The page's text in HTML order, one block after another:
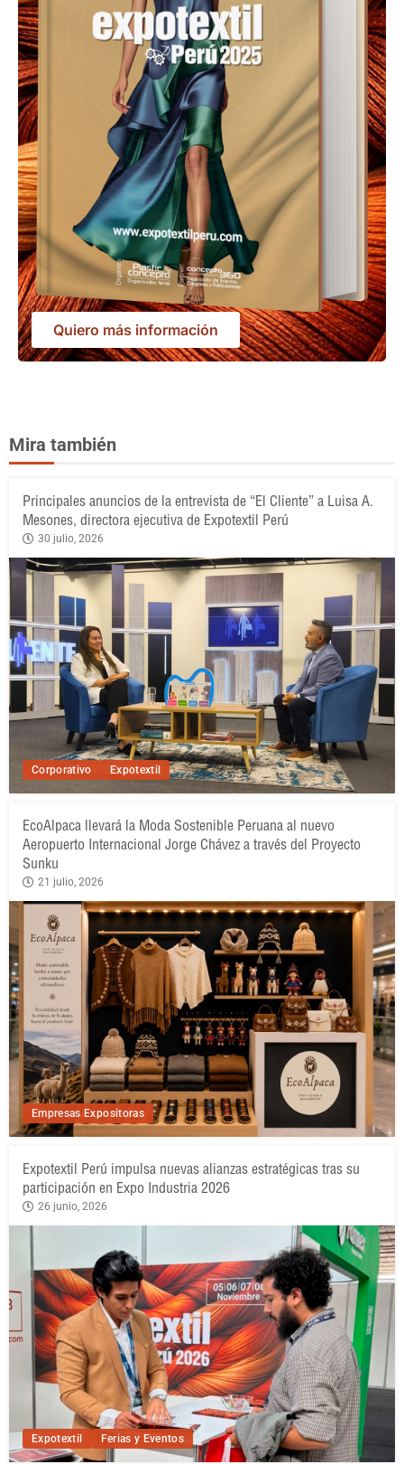
Quiero más información
Mira también
Corporativo Expotextil
Principales anuncios de la entrevista de “El Cliente” a Luisa A.
Mesones, directora ejecutiva de Expotextil Perú
30 julio, 2026
Empresas Expositoras
EcoAlpaca llevará la Moda Sostenible Peruana al nuevo
Aeropuerto Internacional Jorge Chávez a través del Proyecto
Sunku
21 julio, 2026
Expotextil Ferias y Eventos
Expotextil Perú impulsa nuevas alianzas estratégicas tras su
participación en Expo Industria 2026
26 junio, 2026